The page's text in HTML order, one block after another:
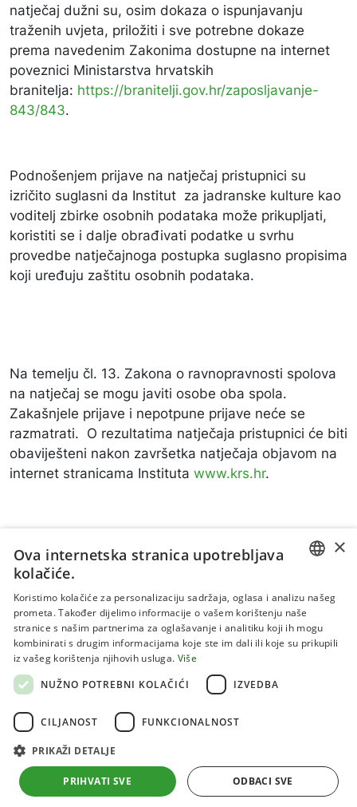
natječaj dužni su, osim dokaza o ispunjavanju
traženih uvjeta, priložiti i sve potrebne dokaze
prema navedenim Zakonima dostupne na internet
poveznici Ministarstva hrvatskih
branitelja: https://branitelji.gov.hr/zaposljavanje-
843/843.
Podnošenjem prijave na natječaj pristupnici su
izričito suglasni da Institut za jadranske kulture kao
voditelj zbirke osobnih podataka može prikupljati,
koristiti se i dalje obrađivati podatke u svrhu
provedbe natječajnoga postupka suglasno propisima
koji uređuju zaštitu osobnih podataka.
Na temelju čl. 13. Zakona o ravnopravnosti spolova
na natječaj se mogu javiti osobe oba spola.
Zakašnjele prijave i nepotpune prijave neće se
razmatrati. O rezultatima natječaja pristupnici će biti
obaviješteni nakon završetka natječaja objavom na
internet stranicama Instituta www.krs.hr.
Uvjeti korištenja
Politika privatnosti
Kolačići
melioraciju krša
ENGLISH
×
Ova internetska stranica upotrebljava
kolačiće.
Koristimo kolačiće za personalizaciju sadržaja, oglasa i analizu našeg
prometa. Također dijelimo informacije o vašem korištenju naše
stranice s našim partnerima za oglašavanje i analitiku koji ih mogu
kombinirati s drugim informacijama koje ste im dali ili koje su prikupili
iz vašeg korištenja njihovih usluga. Više
NUŽNO POTREBNI KOLAČIĆI
IZVEDBA
CILJANOST FUNKCIONALNOST
PRIKAŽI DETALJE
PRIHVATI SVE ODBACI SVE